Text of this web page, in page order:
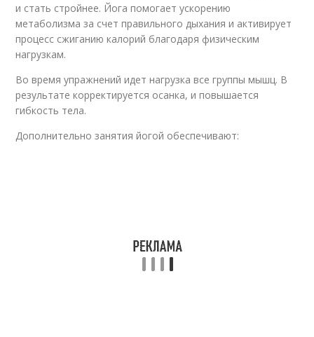
и стать стройнее. Йога помогает ускорению
метаболизма за счет правильного дыхания и активирует
процесс сжиганию калорий благодаря физическим
нагрузкам.
Во время упражнений идет нагрузка все группы мышц. В
результате корректируется осанка, и повышается
гибкость тела.
Дополнительно занятия йогой обеспечивают: